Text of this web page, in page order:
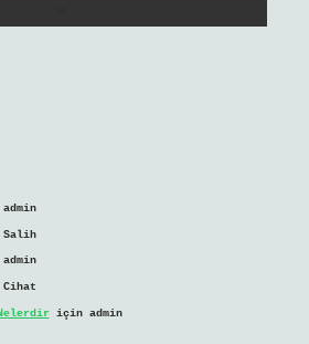
admin
Salih
admin
Cihat
için admin